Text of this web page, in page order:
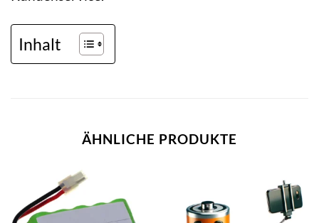
Inhalt
ÄHNLICHE PRODUKTE